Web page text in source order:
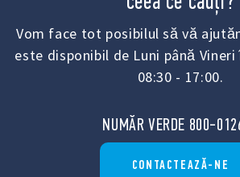
Vom face tot posibilul să vă
este disponibil de Luni până
08:30 - 17:00.
NUMĂR VERDE 800-
CONTACTEAZĂ-NE